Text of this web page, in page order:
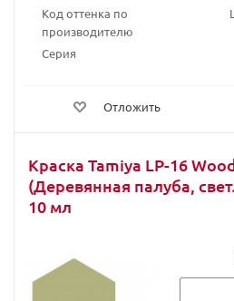
Код оттенка по
производителю
Серия
Отложить
Краска Tamiya LP-16
(Деревянная палуба,
10 мл